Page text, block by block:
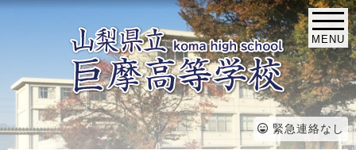
MENU
緊急連絡なし